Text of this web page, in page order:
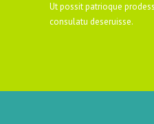
Ut possit patrioque
consulatu deseruisse.